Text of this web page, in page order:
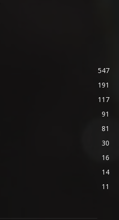
547
191
117
91
81
30
16
14
11